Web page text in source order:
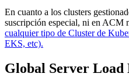
En cuanto a los clusters
suscripción especial, ni en ACM
cualquier tipo de Cluster de
EKS, etc).
Global Server Load